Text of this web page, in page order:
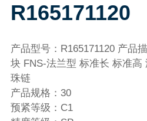
R165171120
产品型号：R165171120 产品
块 FNS-法兰型 标准长 标准高
珠链
产品规格：30
预紧等级：C1